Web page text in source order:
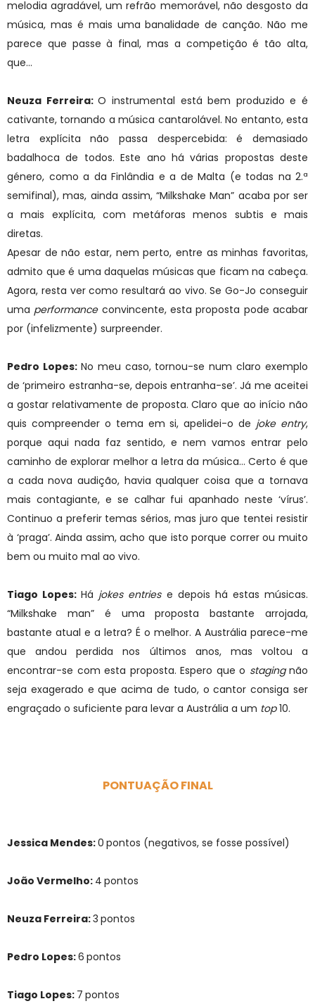
melodia agradável, um refrão memorável, não desgosto da
música, mas é mais uma banalidade de canção. Não me
parece que passe à final, mas a competição é tão alta,
que…
Neuza Ferreira:O instrumental está bem produzido e é
cativante, tornando a música cantarolável. No entanto, esta
letra explícita não passa despercebida: é demasiado
badalhoca de todos. Este ano há várias propostas deste
género, como a da Finlândia e a de Malta (e todas na 2.ª
semifinal), mas, ainda assim, “Milkshake Man” acaba por ser
a mais explícita, com metáforas menos subtis e mais
diretas.
Apesar de não estar, nem perto, entre as minhas favoritas,
admito que é uma daquelas músicas que ficam na cabeça.
Agora, resta ver como resultará ao vivo. Se Go-Jo conseguir
uma performanceconvincente, esta proposta pode acabar
por (infelizmente) surpreender.
Pedro Lopes: No meu caso, tornou-se num claro exemplo
de ‘primeiro estranha-se, depois entranha-se’. Já me aceitei
a gostar relativamente de proposta. Claro que ao início não
quis compreender o tema em si, apelidei-o de joke entry,
porque aqui nada faz sentido, e nem vamos entrar pelo
caminho de explorar melhor a letra da música… Certo é que
a cada nova audição, havia qualquer coisa que a tornava
mais contagiante, e se calhar fui apanhado neste ‘vírus’.
Continuo a preferir temas sérios, mas juro que tentei resistir
à ‘praga’. Ainda assim, acho que isto porque correr ou muito
bem ou muito mal ao vivo.
Tiago Lopes:Há jokes entriese depois há estas músicas.
“Milkshake man” é uma proposta bastante arrojada,
bastante atual e a letra? É o melhor. A Austrália parece-me
que andou perdida nos últimos anos, mas voltou a
encontrar-se com esta proposta. Espero que o stagingnão
seja exagerado e que acima de tudo, o cantor consiga ser
engraçado o suficiente para levar a Austrália a um top10.
PONTUAÇÃO FINAL
Jessica Mendes:0 pontos (negativos, se fosse possível)
João Vermelho: 4 pontos
Neuza Ferreira:3 pontos
Pedro Lopes:6 pontos
Tiago Lopes: 7 pontos